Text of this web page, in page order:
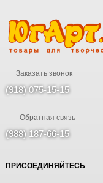
Заказать звонок
(918) 075-15-15
Обратная связь
(988) 187-66-15
ПРИСОЕДИНЯЙТЕСЬ